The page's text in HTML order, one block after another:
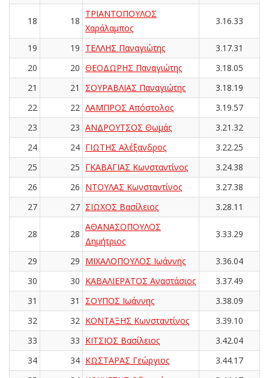
18 18
ΤΡΙΑΝΤΟΠΟΥΛΟΣ
Χαράλαμπος
3.16.33
19 19 ΤΕΛΛΗΣ Παναγιώτης
3.17.31
20
20 ΘΕΟΔΩΡΗΣ Παναγιώτης
3.18.05
21
21 ΣΟΥΡΑΒΛΙΑΣ Παναγιώτης
3.18.19
22
22 ΛΑΜΠΡΟΣ Απόστολος
3.19.57
23
23 ΑΝΔΡΟΥΤΣΟΣ Θωμάς
3.21.32
24
24 ΓΙΩΤΗΣ Αλέξανδρος
3.22.25
25
25 ΓΚΑΒΑΓΙΑΣ Κωνσταντίνος
3.24.38
26
26 ΝΤΟΥΛΑΣ Κωνσταντίνος
3.27.38
27
27 ΣΙΩΧΟΣ Βασίλειος 3.28.11
28 28
ΑΘΑΝΑΣΟΠΟΥΛΟΣ
Δημήτριος
3.33.29
29 29 ΜΙΧΑΛΟΠΟΥΛΟΣ Ιωάννης
3.36.04
30
30 ΚΑΒΑΛΙΕΡΑΤΟΣ Αναστάσιος
3.37.49
31
31 ΣΟΥΠΟΣ Ιωάννης
3.38.09
32
32 ΚΟΝΤΑΞΗΣ Κωνσταντίνος
3.39.10
33
33 ΚΙΤΣΙΟΣ Βασίλειος
3.42.04
34
34 ΚΩΣΤΑΡΑΣ Γεώργιος
3.44.17